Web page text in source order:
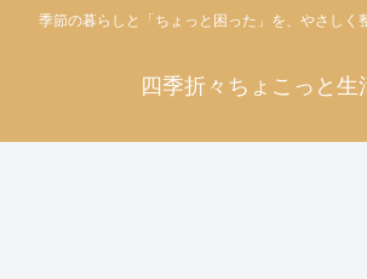
季節の暮らしと「ちょっと困った」を、やさしく
四季折々ちょこっと生